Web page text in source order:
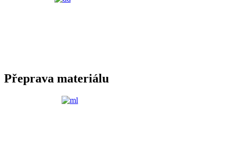
Přeprava materiálu